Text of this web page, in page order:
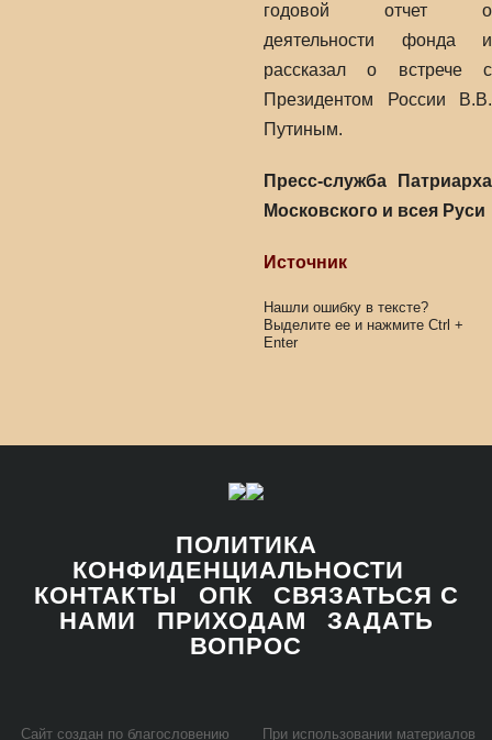
годовой отчет о
деятельности фонда и
рассказал о встрече с
Президентом России В.В.
Путиным.
Пресс-служба Патриарха
Московского и всея Руси
Источник
Нашли ошибку в тексте?
Выделите ее и нажмите Ctrl +
Enter
ПОЛИТИКА
КОНФИДЕНЦИАЛЬНОСТИ
КОНТАКТЫ
ОПК
СВЯЗАТЬСЯ С
НАМИ
ПРИХОДАМ
ЗАДАТЬ
ВОПРОС
Сайт со­здан по бла­го­сло­ве­нию При ис­поль­зо­ва­нии ма­те­ри­а­лов